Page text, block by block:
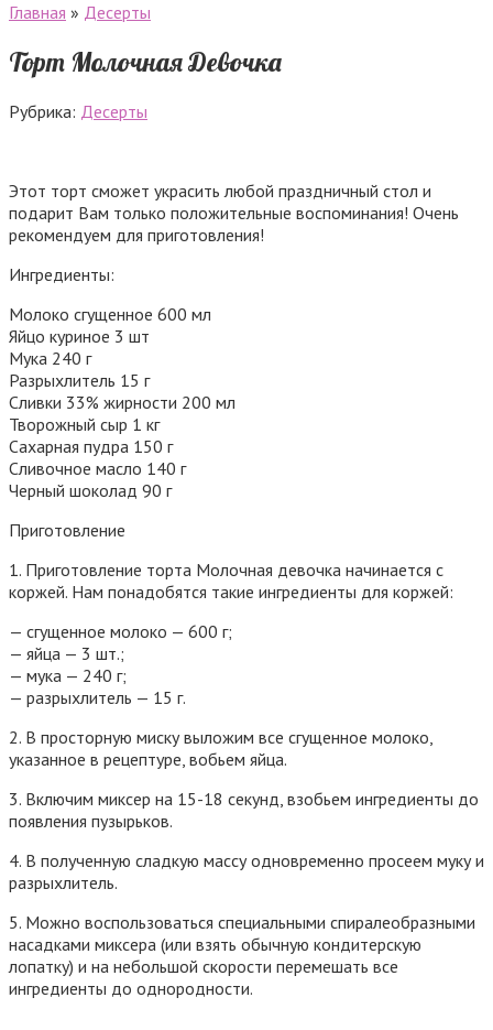
Главная » Десерты
Торт Молочная Девочка
Рубрика: Десерты
Этот торт сможет украсить любой праздничный стол и
подарит Вам только положительные воспоминания! Очень
рекомендуем для приготовления!
Ингредиенты:
Молоко сгущенное 600 мл
Яйцо куриное 3 шт
Мука 240 г
Разрыхлитель 15 г
Сливки 33% жирности 200 мл
Творожный сыр 1 кг
Сахарная пудра 150 г
Сливочное масло 140 г
Черный шоколад 90 г
Приготовление
1. Приготовление торта Молочная девочка начинается с
коржей. Нам понадобятся такие ингредиенты для коржей:
— сгущенное молоко — 600 г;
— яйца — 3 шт.;
— мука — 240 г;
— разрыхлитель — 15 г.
2. В просторную миску выложим все сгущенное молоко,
указанное в рецептуре, вобьем яйца.
3. Включим миксер на 15-18 секунд, взобьем ингредиенты до
появления пузырьков.
4. В полученную сладкую массу одновременно просеем муку и
разрыхлитель.
5. Можно воспользоваться специальными спиралеобразными
насадками миксера (или взять обычную кондитерскую
лопатку) и на небольшой скорости перемешать все
ингредиенты до однородности.